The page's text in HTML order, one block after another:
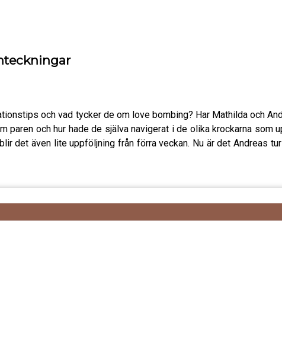
och vad tycker de om love bombing? Har Mathilda och
paren och hur hade de själva navigerat i de olika krockarna som
det även lite uppföljning från förra veckan. Nu är det Andreas